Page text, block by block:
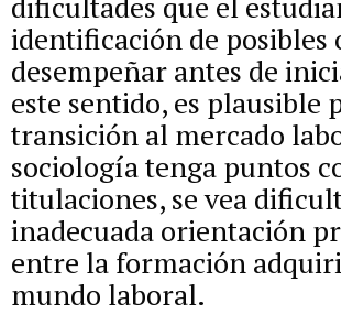
identificación de posibles
desempeñar antes de
este sentido, es plausible
transición al mercado
sociología tenga puntos
titulaciones, se vea
inadecuada orientación
entre la formación
mundo laboral.